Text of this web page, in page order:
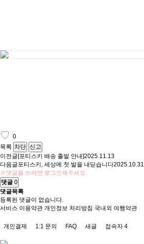
♡ 0
목록 차단 신고
이전글[포티스키 배송 출발 안내]2025.11.13
다음글포티스키, 세상에 첫 발을 내딛습니다2025.10.31
※댓글을 쓰려면 로그인해주세요
댓글 0
댓글목록
등록된 댓글이 없습니다.
서비스 이용약관 개인정보 처리방침 국내외 여행약관
개인결제 1:1 문의 FAQ 새글 접속자 4